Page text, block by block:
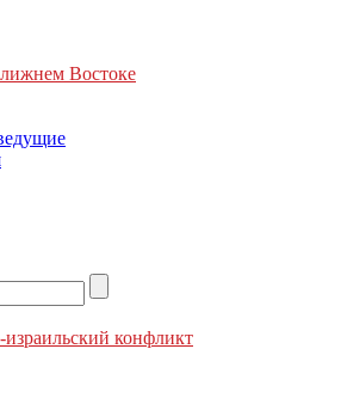
Востоке
конфликт